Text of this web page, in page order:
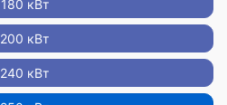
180 кВт
200 кВт
240 кВт